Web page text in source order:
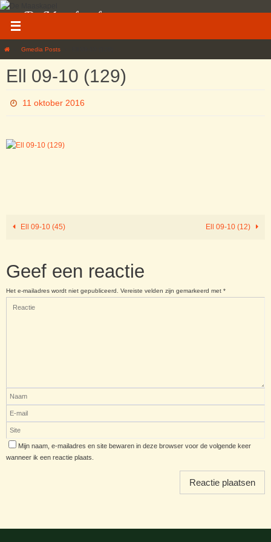
Ga
De Maaskapel
HomeGmedia Posts
Ell 09-10 (129)
11 oktober 2016
Ell 09-10 (45) Ell 09-10 (12)
Geef een reactie
Het e-mailadres wordt niet gepubliceerd. Vereiste velden zijn gemarkeerd met *
Mijn naam, e-mailadres en site bewaren in deze browser voor de volgende keer
wanneer ik een reactie plaats.